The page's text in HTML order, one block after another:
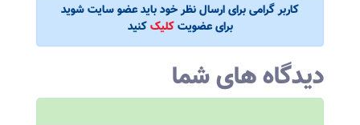
کاربر گرامی برای ارسال نظر خود باید عضو سایت شوید
برای عضویتکلیککنید
دیدگاه های شما